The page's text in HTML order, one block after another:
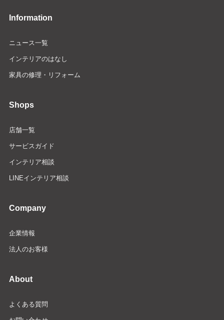
Information
ニュース一覧
インテリアのはなし
家具の修理・リフォーム
Shops
店舗一覧
サービスガイド
インテリア相談
LINEインテリア相談
Company
企業情報
法人のお客様
About
よくある質問